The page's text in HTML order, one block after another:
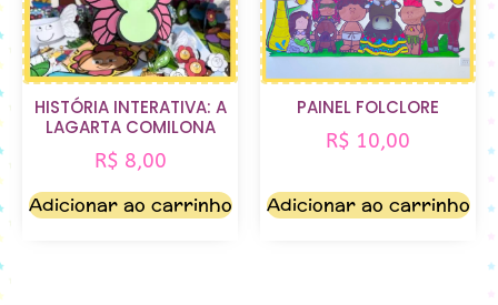
HISTÓRIA INTERATIVA: A
LAGARTA COMILONA
R$ 8,00
Adicionar ao carrinho
PAINEL FOLCLORE
R$ 10,00
Adicionar ao carrinho